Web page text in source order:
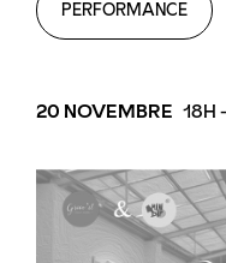
PERFORMANCE
20 NOVEMBRE 18H